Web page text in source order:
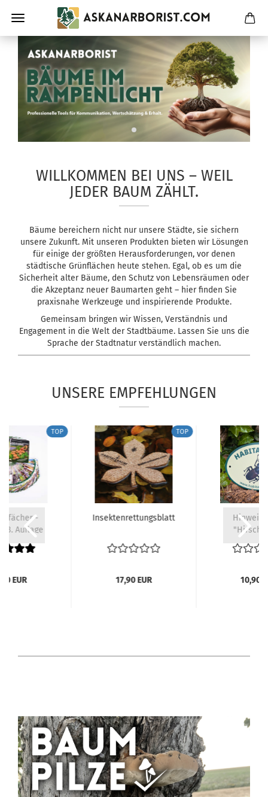
WILLKOMMEN BEI UNS – WEIL
JEDER BAUM ZÄHLT.
Bäume bereichern nicht nur unsere Städte, sie sichern
unsere Zukunft. Mit unseren Produkten bieten wir Lösungen
für einige der größten Herausforderungen, vor denen
städtische Grünflächen heute stehen. Egal, ob es um die
Sicherheit alter Bäume, den Schutz von Lebensräumen oder
die Akzeptanz neuer Baumarten geht – hier finden Sie
praxisnahe Werkzeuge und inspirierende Produkte.
Gemeinsam bringen wir Wissen, Verständnis und
Engagement in die Welt der Stadtbäume. Lassen Sie uns die
Sprache der Stadtnatur verständlich machen.
UNSERE EMPFEHLUNGEN
TOP
-
3. Auflage
EUR
TOP
Insektenrettungsblatt
17,90 EUR 10,90